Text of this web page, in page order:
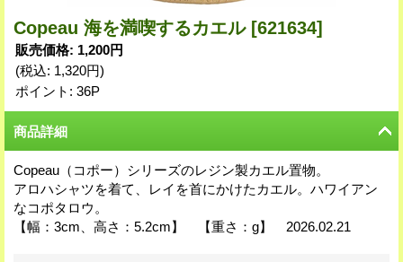
Copeau 海を満喫するカエル [621634]
販売価格: 1,200円
(税込: 1,320円)
ポイント: 36P
商品詳細
Copeau（コポー）シリーズのレジン製カエル置物。
アロハシャツを着て、レイを首にかけたカエル。ハワイアン
なコポタロウ。
【幅：3cm、高さ：5.2cm】 【重さ：g】 2026.02.21